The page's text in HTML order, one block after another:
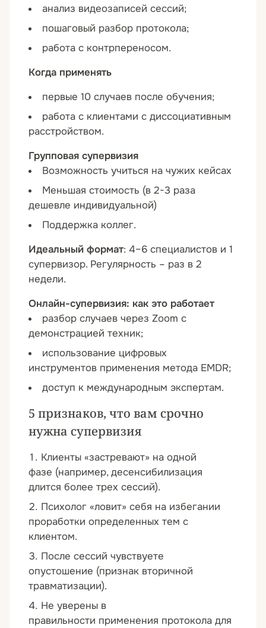
анализ видеозаписей сессий;
пошаговый разбор протокола;
работа с контрпереносом.
Когда применять
первые 10 случаев после обучения;
работа с клиентами с диссоциативным
расстройством.
Групповая супервизия
Возможность учиться на чужих кейсах
Меньшая стоимость (в 2-3 раза
дешевле индивидуальной)
Поддержка коллег.
Идеальный формат: 4–6 специалистов и 1
супервизор. Регулярность – раз в 2
недели.
Онлайн-супервизия: как это работает
разбор случаев через Zoom с
демонстрацией техник;
использование цифровых
инструментов применения метода EMDR;
доступ к международным экспертам.
5 признаков, что вам срочно
нужна супервизия
Клиенты «застревают» на одной
фазе (например, десенсибилизация
длится более трех сессий).
Психолог «ловит» себя на избегании
проработки определенных тем с
клиентом.
После сессий чувствуете
опустошение (признак вторичной
травматизации).
Не уверены в
правильности применения протокола для